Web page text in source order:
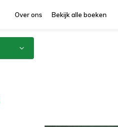
Over ons Bekijk alle boeken